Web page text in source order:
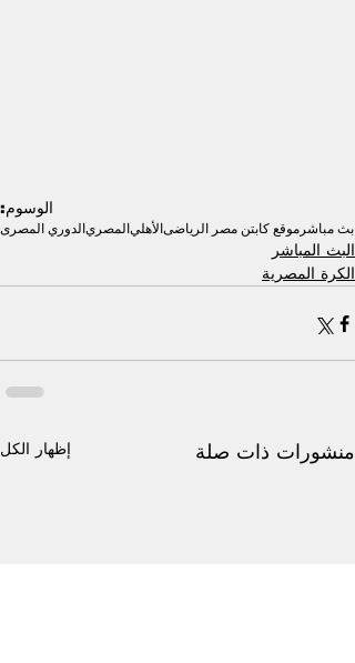
الوسوم:
بث مباشرموقع كابتن مصر الرياضىالأهليالمصريالدوري المصرى
البث المباشر
الكرة المصرية
منشورات ذات صلة إظهار الكل